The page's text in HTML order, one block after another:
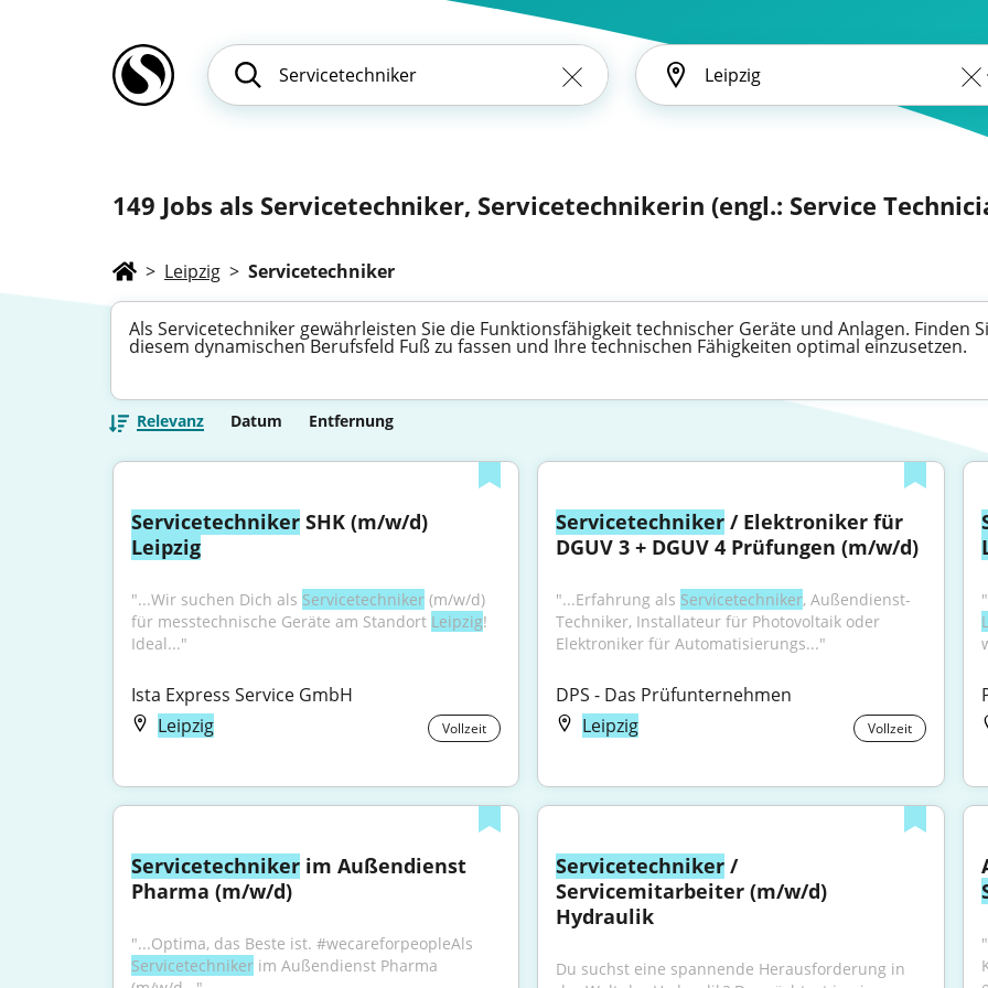
149 Jobs als Servicetechniker, Servicetechnikerin (engl.: Service
> Leipzig > Servicetechniker
Als Servicetechniker gewährleisten Sie die Funktionsfähigkeit technischer Geräte und Anlagen. Finden
diesem dynamischen Berufsfeld Fuß zu fassen und Ihre technischen Fähigkeiten optimal einzusetzen.
Relevanz Datum Entfernung
Servicetechniker
Leipzig
"...Wir suchen Dich als Servicetechniker (m/w/d)
für messtechnische Geräte am Standort Leipzig!
Ideal..."
Ista Express Service GmbH
Leipzig
Vollzeit
Servicetechniker / Elektroniker für
DGUV 3 + DGUV 4 Prüfungen (m/w/d)
"...Erfahrung als Servicetechniker, Außendienst-
Techniker, Installateur für Photovoltaik oder
Elektroniker für Automatisierungs..."
DPS - Das Prüfunternehmen
Leipzig
Vollzeit
Servicetechniker im Außendienst
Pharma (m/w/d)
Servicetechniker im Außendienst Pharma
Servicetechniker /
Servicemitarbeiter (m/w/d)
Hydraulik
Du suchst eine spannende Herausforderung in